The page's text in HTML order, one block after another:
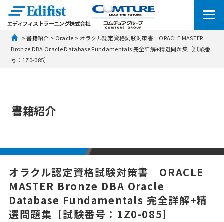
エディフィストラーニング株式会社
> 書籍紹介 > Oracle > オラクル認定資格試験対策書　ORACLE MASTER
Bronze DBA Oracle Database Fundamentals 完全詳解+精選問題集［試験番
号：1Z0-085］
書籍紹介
オラクル認定資格試験対策書 ORACLE
MASTER Bronze DBA Oracle
Database Fundamentals 完全詳解+精
選問題集［試験番号：1Z0-085］